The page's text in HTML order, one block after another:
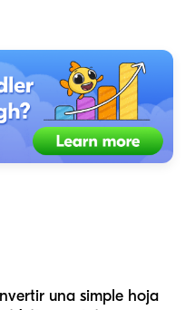
una simple hoja